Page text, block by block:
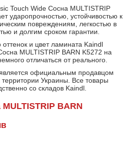
Touch Wide Сосна MULTISTRIP
ударопрочностью, устойчивостью к
повреждениям, легкостью в
и долгим сроком гарантии.
оттенок и цвет ламината Kaindl
MULTISTRIP BARN K5272 на
отличаться от реального.
официальным продавцом
Украины. Все товары
со складов Kaindl.
BARN